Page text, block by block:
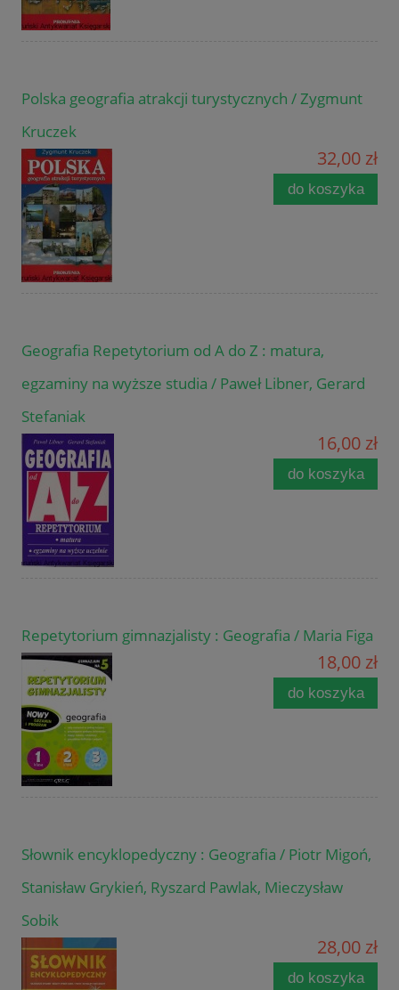
Polska geografia atrakcji turystycznych / Zygmunt
Kruczek
32,00 zł
do koszyka
Geografia Repetytorium od A do Z : matura,
egzaminy na wyższe studia / Paweł Libner, Gerard
Stefaniak
16,00 zł
do koszyka
Repetytorium gimnazjalisty : Geografia / Maria Figa
18,00 zł
do koszyka
Słownik encyklopedyczny : Geografia / Piotr Migoń,
Stanisław Grykień, Ryszard Pawlak, Mieczysław
Sobik
28,00 zł
do koszyka